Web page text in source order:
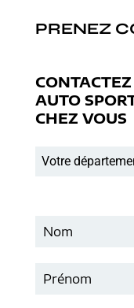
PRENEZ
AUTO
CHEZ VOUS
Votre